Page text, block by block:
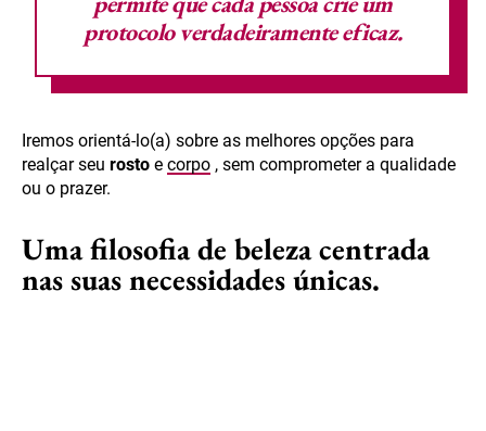
protocolo verdadeiramente eficaz.
Iremos orientá-lo(a) sobre as melhores opções para
realçar seu rosto e corpo , sem comprometer a qualidade
ou o prazer.
Uma filosofia de beleza centrada
nas suas necessidades únicas.